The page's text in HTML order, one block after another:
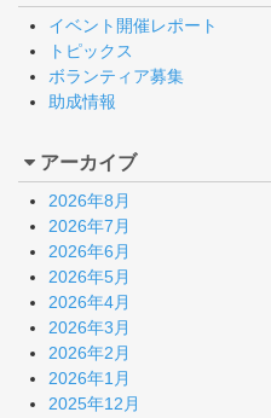
イベント開催レポート
トピックス
ボランティア募集
助成情報
アーカイブ
2026年8月
2026年7月
2026年6月
2026年5月
2026年4月
2026年3月
2026年2月
2026年1月
2025年12月